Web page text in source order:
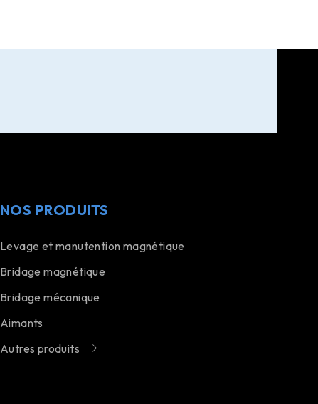
NOS PRODUITS
Levage et manutention magnétique
Bridage magnétique
Bridage mécanique
Aimants
Autres produits